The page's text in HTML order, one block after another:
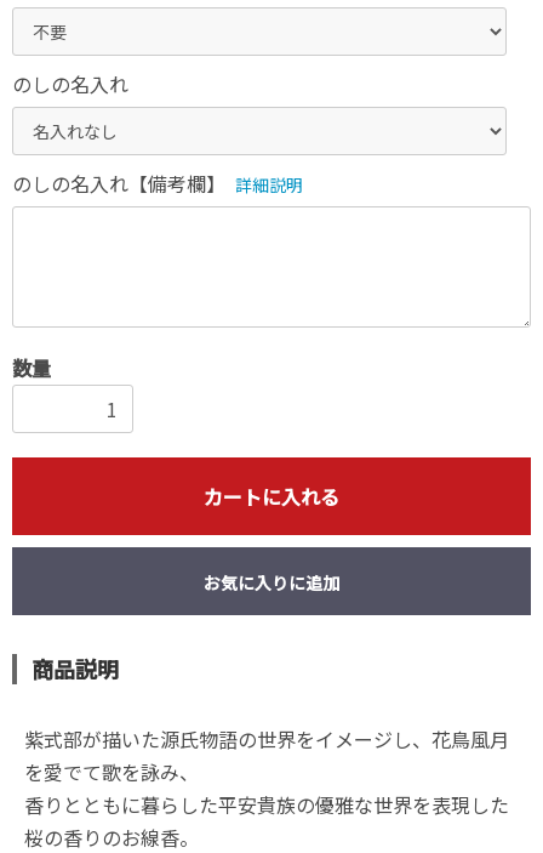
のしの名入れ
のしの名入れ【備考欄】 詳細説明
数量
カートに入れる
お気に入りに追加
商品説明
紫式部が描いた源氏物語の世界をイメージし、花鳥風月
を愛でて歌を詠み、
香りとともに暮らした平安貴族の優雅な世界を表現した
桜の香りのお線香。